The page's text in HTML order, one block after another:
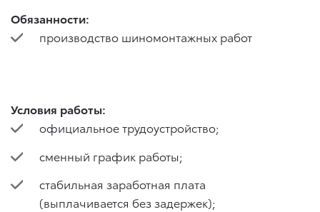
Обязанности:
производство шиномонтажных работ
Условия работы:
официальное трудоустройство;
сменный график работы;
стабильная заработная плата
(выплачивается без задержек);